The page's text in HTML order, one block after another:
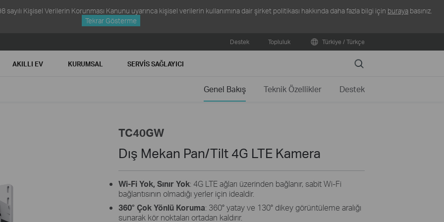
Kişisel Verilerin Korunması Kanunu uyarınca kişisel verilerin kullanımına dair şirket politikası hakkında daha fazla bilgi için buraya basınız.
Tekrar Gösterme
Destek Topluluk Türkiye / Türkçe
AKILLI EV KURUMSAL SERVIS SAĞLAYICI Search
Genel Bakış Teknik Özellikler Destek
TC40GW
Dış Mekan Pan/Tilt 4G LTE Kamera
Wi-Fi Yok, Sınır Yok: 4G LTE ağları üzerinden bağlanır, sabit Wi-Fi
bağlantısının olmadığı yerler için idealdir.
360° Çok Yönlü Koruma: 360° yatay ve 130° dikey görüntüleme aralığı
sunarak kör noktaları ortadan kaldırır.